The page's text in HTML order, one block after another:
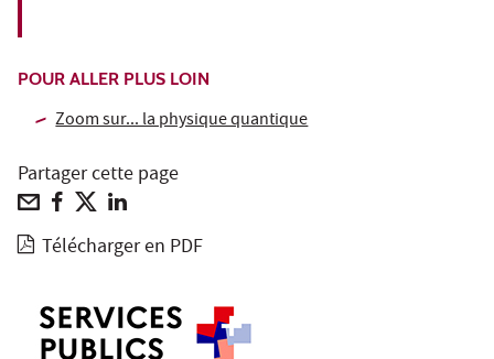
POUR ALLER PLUS LOIN
Zoom sur... la physique quantique
Partager cette page
Télécharger en PDF